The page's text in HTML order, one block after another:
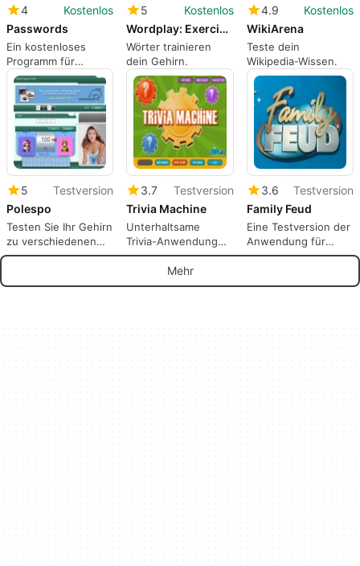
4
Kostenlos
Passwords
Ein kostenloses
Programm für
Windows, von
GA71MOV.
5
Kostenlos
Wordplay: Exercise your brain
Wörter trainieren
dein Gehirn.
4.9
Kostenlos
WikiArena
Teste dein
Wikipedia-Wissen.
5
Testversion
Polespo
Testen Sie Ihr Gehirn
zu verschiedenen
Themen
3.7
Testversion
Trivia Machine
Unterhaltsame
Trivia-Anwendung
für Windows
3.6
Testversion
Family Feud
Eine Testversion der
Anwendung für
Windows von Iwin.
Mehr